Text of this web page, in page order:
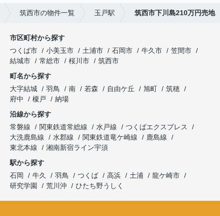
筑西市の物件一覧 玉戸駅 筑西市下川島210万円売地
市区町村から探す
つくば市
小美玉市 土浦市 石岡市 牛久市
笠間市
結城市
常総市 桜川市
筑西市
町名から探す
大字結城
羽鳥 南 若森 自由ケ丘 旭町
筑穂
府中
榎戸
納場
沿線から探す
常磐線
関東鉄道常総線 水戸線
つくばエクスプレス
大洗鹿島線
水郡線 関東鉄道竜ケ崎線
鹿島線
東北本線
湘南新宿ライン宇須
駅から探す
石岡
牛久 羽鳥 つくば 高浜 土浦
龍ケ崎市
研究学園
荒川沖 ひたち野うしく